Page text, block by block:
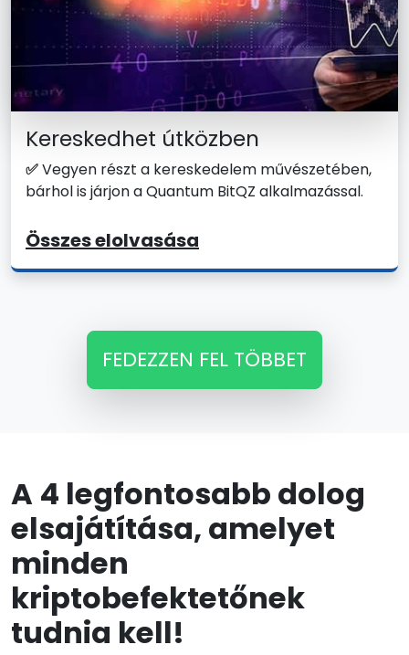
Kereskedhet útközben
✅Vegyen részt a kereskedelem művészetében,
bárhol is járjon a Quantum BitQZ alkalmazással.
Összes elolvasása
FEDEZZEN FEL TÖBBET
A 4 legfontosabb dolog
elsajátítása, amelyet
minden
kriptobefektetőnek
tudnia kell!